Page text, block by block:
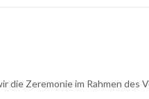
Zeremonie im Rahmen des